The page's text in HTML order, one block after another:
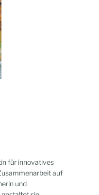
für innovatives
auf
und